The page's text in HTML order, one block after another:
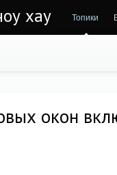
хау Топики
окон